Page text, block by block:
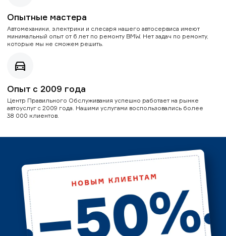
Опытные мастера
Автомеханики, электрики и слесаря нашего автосервиса имеют
минимальный опыт от 6 лет по ремонту BMW. Нет задач по ремонту,
которые мы не сможем решить.
Опыт с 2009 года
Центр Правильного Обслуживания успешно работает на рынке
автоуслуг с 2009 года. Нашими услугами воспользовались более
38 000 клиентов.